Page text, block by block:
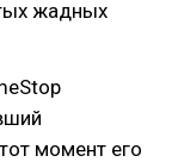
жадных
момент его